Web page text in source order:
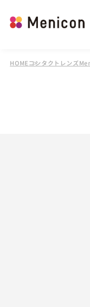
HOMEコンタクトレンズ